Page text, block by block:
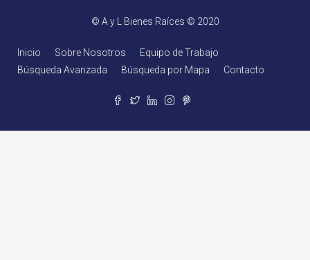
© A y L Bienes Raíces © 2020
Inicio Sobre Nosotros
Equipo de Trabajo
Búsqueda Avanzada
Búsqueda por Mapa Contacto